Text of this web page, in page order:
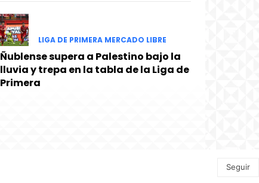
LIGA DE PRIMERA MERCADO LIBRE
Ñublense supera a Palestino bajo la
lluvia y trepa en la tabla de la Liga de
Primera
Seguir